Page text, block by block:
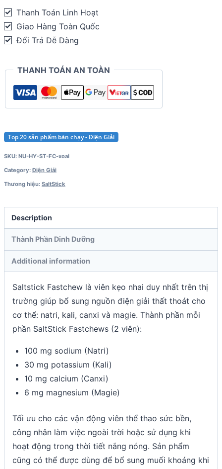
Fastchews
(gói
10
Thanh Toán Linh Hoạt
Giao Hàng Toàn Quốc
Đổi Trả Dễ Dàng
THANH TOÁN AN TOÀN
Top 20 sản phẩm bán chạy - Điện Giải
SKU: NU-HY-ST-FC-xoai
Category:Điện Giải
Thương hiệu: SaltStick
Description
Thành Phần Dinh Dưỡng
Additional information
Saltstick Fastchew là viên kẹo nhai duy nhất trên thị
trường giúp bổ sung nguồn điện giải thất thoát cho
cơ thể: natri, kali, canxi và magie. Thành phần mỗi
phần SaltStick Fastchews (2 viên):
100 mg sodium (Natri)
30 mg potassium (Kali)
10 mg calcium (Canxi)
6 mg magnesium (Magie)
Tối ưu cho các vận động viên thể thao sức bền,
công nhân làm việc ngoài trời hoặc sử dụng khi
hoạt động trong thời tiết nắng nóng. Sản phẩm
cũng có thể được dùng để bổ sung muối khoáng khi